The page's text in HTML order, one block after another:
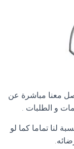
معنا مباشرة عن
و الطلبات .
لنا تماما كما لو